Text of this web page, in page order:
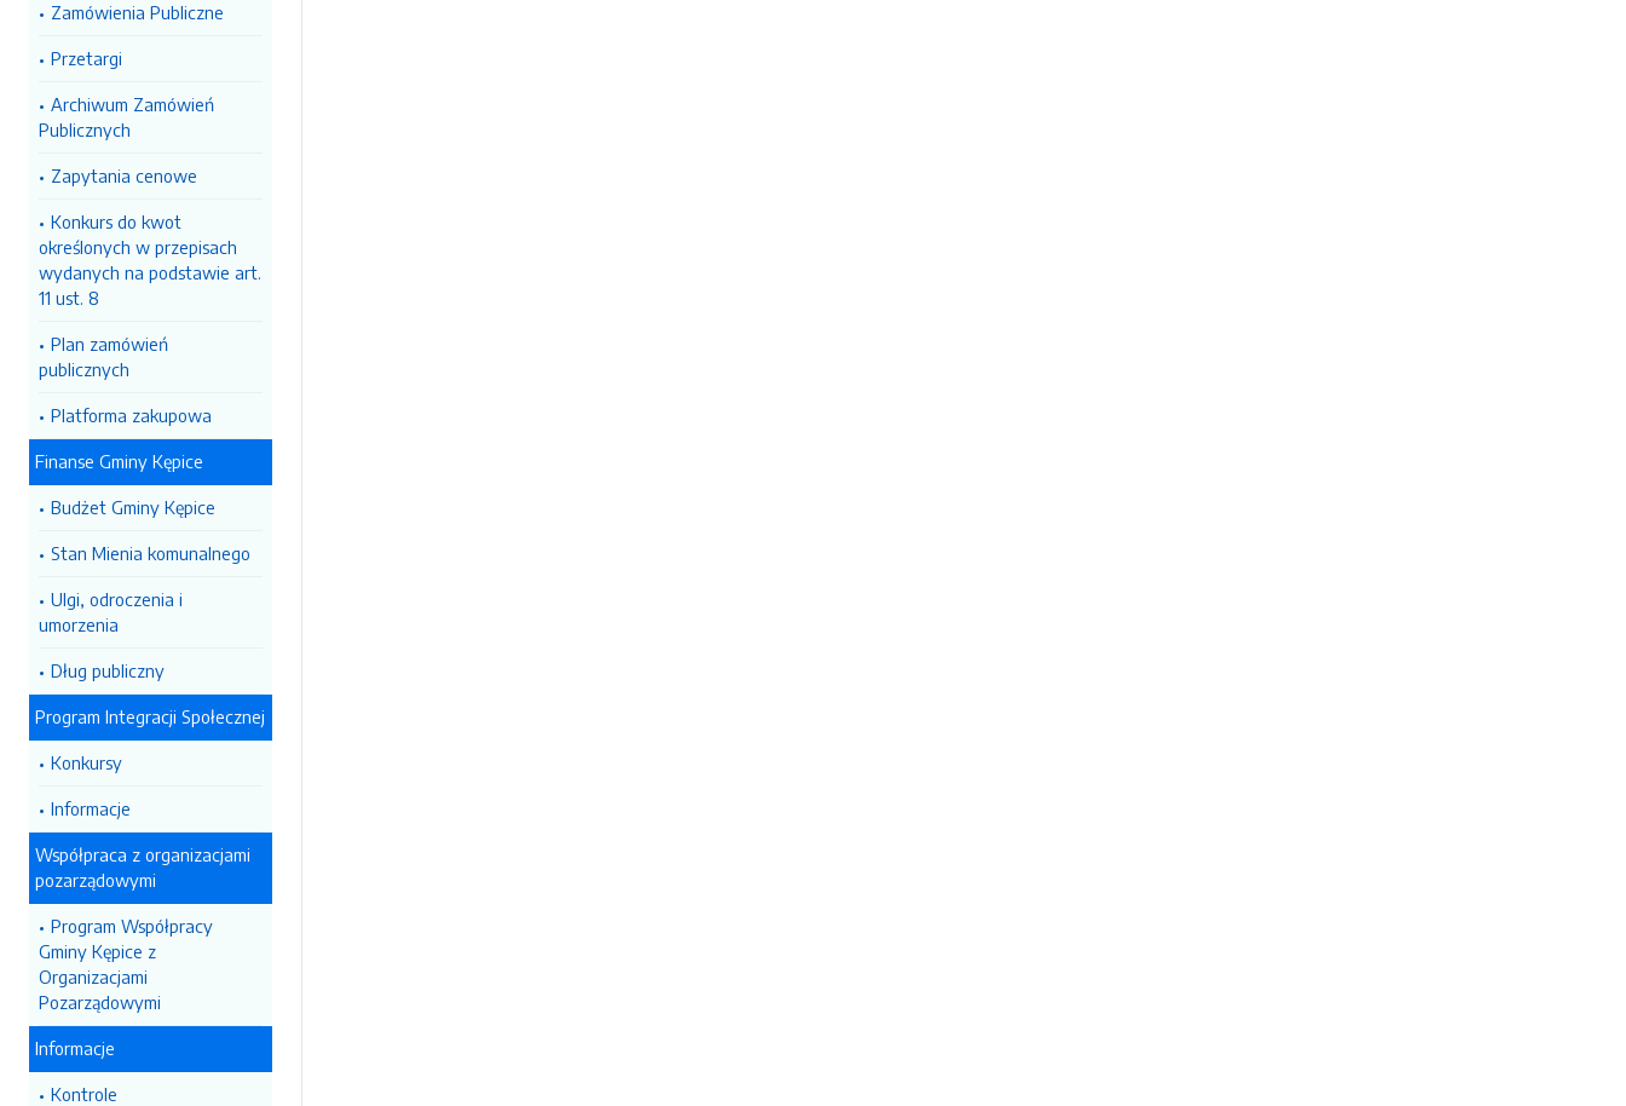
Zamówienia Publiczne
Przetargi
Archiwum Zamówień
Publicznych
Zapytania cenowe
Konkurs do kwot
określonych w przepisach
wydanych na podstawie art.
11 ust. 8
Plan zamówień
publicznych
Platforma zakupowa
Finanse Gminy Kępice
Budżet Gminy Kępice
Stan Mienia komunalnego
Ulgi, odroczenia i
umorzenia
Dług publiczny
Program Integracji Społecznej
Konkursy
Informacje
Współpraca z organizacjami
pozarządowymi
Program Współpracy
Gminy Kępice z
Organizacjami
Pozarządowymi
Informacje
Kontrole